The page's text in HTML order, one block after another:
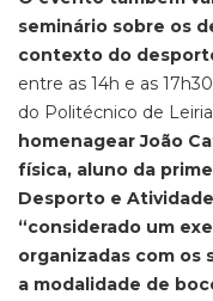
seminário sobre os
contexto do
entre as 14h e as
do Politécnico de
homenagear João
física, aluno da
Desporto e Atividade
“considerado um
organizadas com os
a modalidade de